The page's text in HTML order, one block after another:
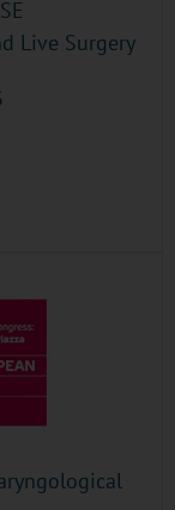
Live Surgery